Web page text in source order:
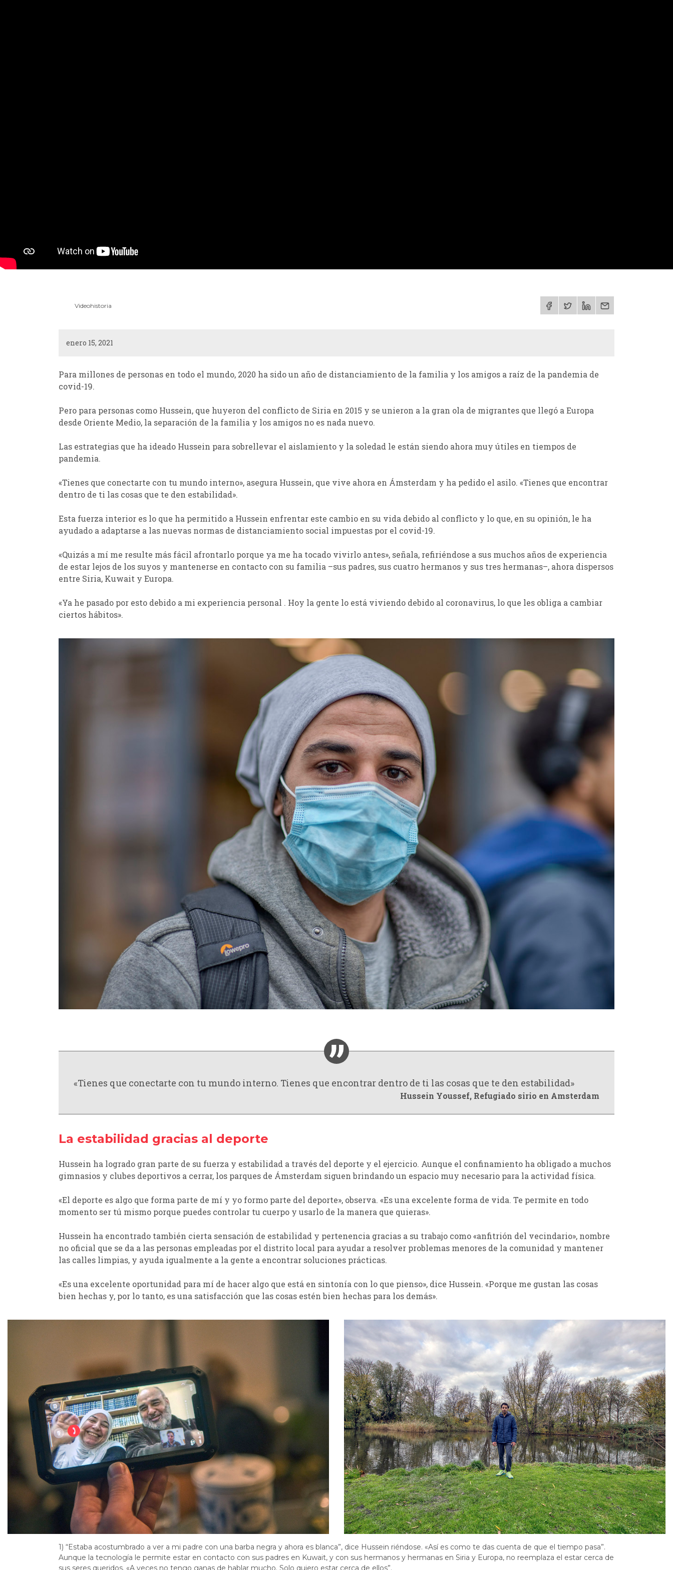
Videohistoria
enero 15, 2021
Para millones de personas en todo el mundo, 2020 ha sido un año de distanciamiento de la familia y los amigos a raíz de la pandemia de
covid-19.
Pero para personas como Hussein, que huyeron del conflicto de Siria en 2015 y se unieron a la gran ola de migrantes que llegó a Europa
desde Oriente Medio, la separación de la familia y los amigos no es nada nuevo.
Las estrategias que ha ideado Hussein para sobrellevar el aislamiento y la soledad le están siendo ahora muy útiles en tiempos de
pandemia.
«Tienes que conectarte con tu mundo interno», asegura Hussein, que vive ahora en Ámsterdam y ha pedido el asilo. «Tienes que encontrar
dentro de ti las cosas que te den estabilidad».
Esta fuerza interior es lo que ha permitido a Hussein enfrentar este cambio en su vida debido al conflicto y lo que, en su opinión, le ha
ayudado a adaptarse a las nuevas normas de distanciamiento social impuestas por el covid-19.
«Quizás a mí me resulte más fácil afrontarlo porque ya me ha tocado vivirlo antes», señala, refiriéndose a sus muchos años de experiencia
de estar lejos de los suyos y mantenerse en contacto con su familia –sus padres, sus cuatro hermanos y sus tres hermanas–, ahora dispersos
entre Siria, Kuwait y Europa.
«Ya he pasado por esto debido a mi experiencia personal . Hoy la gente lo está viviendo debido al coronavirus, lo que les obliga a cambiar
ciertos hábitos».
«Tienes que conectarte con tu mundo interno. Tienes que encontrar dentro de ti las cosas que te den estabilidad»
Hussein Youssef, Refugiado sirio en Amsterdam
La estabilidad gracias al deporte
Hussein ha logrado gran parte de su fuerza y estabilidad a través del deporte y el ejercicio. Aunque el confinamiento ha obligado a muchos
gimnasios y clubes deportivos a cerrar, los parques de Ámsterdam siguen brindando un espacio muy necesario para la actividad física.
«El deporte es algo que forma parte de mí y yo formo parte del deporte», observa. «Es una excelente forma de vida. Te permite en todo
momento ser tú mismo porque puedes controlar tu cuerpo y usarlo de la manera que quieras».
Hussein ha encontrado también cierta sensación de estabilidad y pertenencia gracias a su trabajo como «anfitrión del vecindario», nombre
no oficial que se da a las personas empleadas por el distrito local para ayudar a resolver problemas menores de la comunidad y mantener
las calles limpias, y ayuda igualmente a la gente a encontrar soluciones prácticas.
«Es una excelente oportunidad para mí de hacer algo que está en sintonía con lo que pienso», dice Hussein. «Porque me gustan las cosas
bien hechas y, por lo tanto, es una satisfacción que las cosas estén bien hechas para los demás».
1) “Estaba acostumbrado a ver a mi padre con una barba negra y ahora es blanca”, dice Hussein riéndose. «Así es como te das cuenta de que el tiempo pasa”.
Aunque la tecnología le permite estar en contacto con sus padres en Kuwait, y con sus hermanos y hermanas en Siria y Europa, no reemplaza el estar cerca de
sus seres queridos. «A veces no tengo ganas de hablar mucho. Solo quiero estar cerca de ellos”.